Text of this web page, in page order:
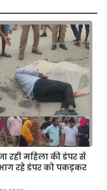
रही महिला की डंपर से
रहे डंपर को पकड़कर